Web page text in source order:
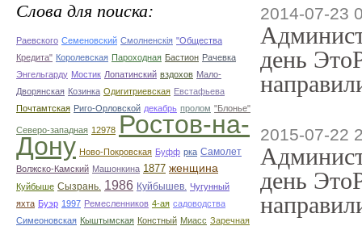
Слова для поиска:
Раевского Семеновский Смолненскія "Общества
Кредита" Королевская Пароходная Бастион Рачевка
Энгельгарду Мостик Лопатинский вздохов Мало-
Дворянская Козинка Одигитриевская Евстафьева
Почтамтская Риго-Орловской декабрь пролом "Блонье"
Северо-западная 12978 Ростов-на-
Дону Ново-Покровская Буфф рка Самолет
Волжско-Камский Машонкина 1877 женщина
Куйбыше Сызрань. 1986 Куйбышев. Чугунный
яхта Буэр 1997 Ремесленников 4-ая садоводства
Симеоновская Кыштымская Констный Миасс Заречная
2014-07-23
день
2015-07-22
день